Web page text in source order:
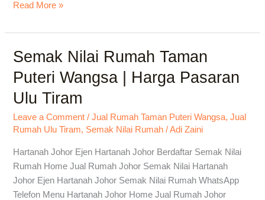
Read More »
Semak Nilai Rumah Taman
Puteri Wangsa | Harga Pasaran
Ulu Tiram
Leave a Comment /Jual Rumah Taman Puteri Wangsa,Jual
Rumah Ulu Tiram, Semak Nilai Rumah /Adi Zaini
Hartanah Johor Ejen Hartanah Johor Berdaftar Semak Nilai
Rumah Home Jual Rumah Johor Semak Nilai Hartanah
Johor Ejen Hartanah Johor Semak Nilai Rumah WhatsApp
Telefon Menu Hartanah Johor Home Jual Rumah Johor
Semak
Rumah
Taman
Harga
Pasaran
Ulu
Tiram